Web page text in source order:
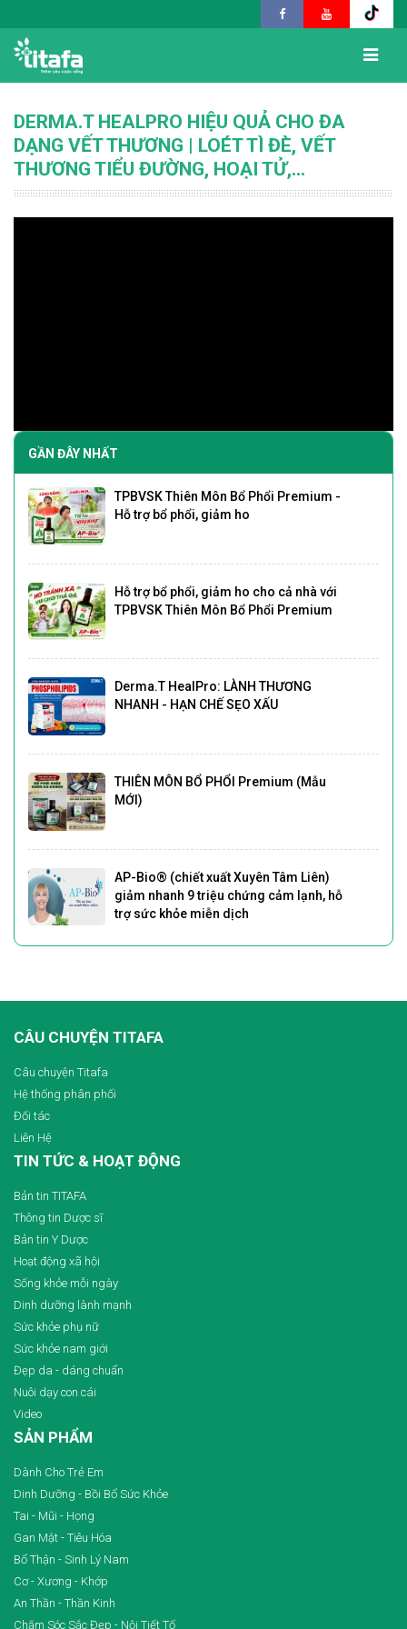
DERMA.T HEALPRO HIỆU QUẢ CHO ĐA
DẠNG VẾT THƯƠNG | LOÉT TÌ ĐÈ, VẾT
THƯƠNG TIỂU ĐƯỜNG, HOẠI TỬ,...
GẦN ĐÂY NHẤT
TPBVSK Thiên Môn Bổ Phổi Premium -
Hỗ trợ bổ phổi, giảm ho
Hỗ trợ bổ phổi, giảm ho cho cả nhà với
TPBVSK Thiên Môn Bổ Phổi Premium
Derma.T HealPro: LÀNH THƯƠNG
NHANH - HẠN CHẾ SẸO XẤU
THIÊN MÔN BỔ PHỔI Premium (Mẫu
MỚI)
AP-Bio® (chiết xuất Xuyên Tâm Liên)
giảm nhanh 9 triệu chứng cảm lạnh, hỗ
trợ sức khỏe miễn dịch
CÂU CHUYỆN TITAFA
Câu chuyện Titafa
Hệ thống phân phối
Đối tác
Liên Hệ
TIN TỨC & HOẠT ĐỘNG
Bản tin TITAFA
Thông tin Dược sĩ
Bản tin Y Dược
Hoạt động xã hội
Sống khỏe mỗi ngày
Dinh dưỡng lành mạnh
Sức khỏe phụ nữ
Sức khỏe nam giới
Đẹp da - dáng chuẩn
Nuôi dạy con cái
Video
SẢN PHẨM
Dành Cho Trẻ Em
Dinh Dưỡng - Bồi Bổ Sức Khỏe
Tai - Mũi - Họng
Gan Mật - Tiêu Hóa
Bổ Thận - Sinh Lý Nam
Cơ - Xương - Khớp
An Thần - Thần Kinh
Chăm Sóc Sắc Đẹp - Nội Tiết Tố